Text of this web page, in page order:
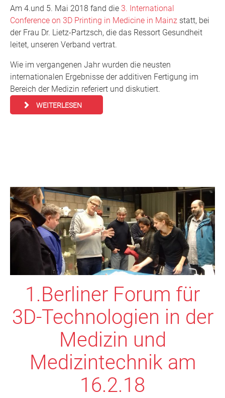
Am 4.und 5. Mai 2018 fand die 3. International
Conference on 3D Printing in Medicine in Mainz statt, bei
der Frau Dr. Lietz-Partzsch, die das Ressort Gesundheit
leitet, unseren Verband vertrat.
Wie im vergangenen Jahr wurden die neusten
internationalen Ergebnisse der additiven Fertigung im
Bereich der Medizin referiert und diskutiert.
WEITERLESEN
1.Berliner Forum für
3D-Technologien in der
Medizin und
Medizintechnik am
16.2.18